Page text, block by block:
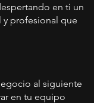
en ti un
profesional que
al siguiente
en tu equipo